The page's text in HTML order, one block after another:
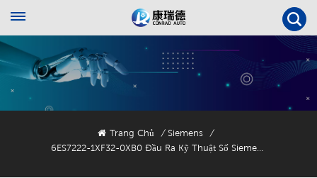
Trang Chủ / Siemens
/
6ES7222-1XF32-0XB0 Đầu Ra Kỹ Thuật Số Siemens SM 1222, 8 DO, Chuyển Đổi